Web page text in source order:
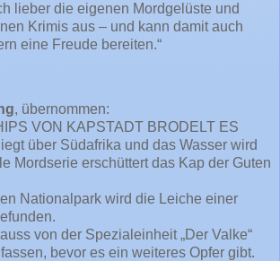
lieber die eigenen Mordgelüste und
Krimis aus – und kann damit auch
eine Freude bereiten.“
, übernommen:
VON KAPSTADT BRODELT ES
über Südafrika und das Wasser wird
Mordserie erschüttert das Kap der Guten
Nationalpark wird die Leiche einer
von der Spezialeinheit „Der Valke“
bevor es ein weiteres Opfer gibt.